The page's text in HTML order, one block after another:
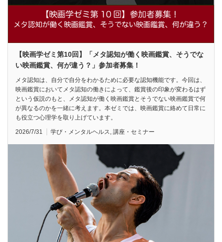
【映画学ゼミ第10回】「メタ認知が働く映画鑑賞、そうでな
い映画鑑賞、何が違う？」参加者募集！
メタ認知は、自分で自分をわかるために必要な認知機能です。今回は、
映画鑑賞においてメタ認知の働きによって、鑑賞後の印象が変わるはず
という仮説のもと、メタ認知が働く映画鑑賞とそうでない映画鑑賞で何
が異なるのかを一緒に考えます。本ゼミでは、映画鑑賞に絡めて日常に
も役立つ心理学を取り上げています。
2026/7/31 学び・メンタルヘルス, 講座・セミナー